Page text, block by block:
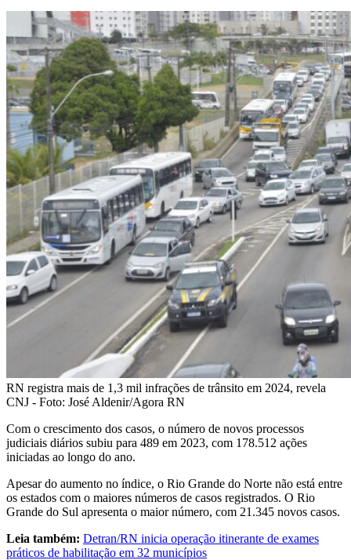
RN registra mais de 1,3 mil infrações de trânsito em 2024, revela
CNJ - Foto: José Aldenir/Agora RN
Com o crescimento dos casos, o número de novos processos
judiciais diários subiu para 489 em 2023, com 178.512 ações
iniciadas ao longo do ano.
Apesar do aumento no índice, o Rio Grande do Norte não está entre
os estados com o maiores números de casos registrados. O Rio
Grande do Sul apresenta o maior número, com 21.345 novos casos.
Leia também: Detran/RN inicia operação itinerante de exames
práticos de habilitação em 32 municípios